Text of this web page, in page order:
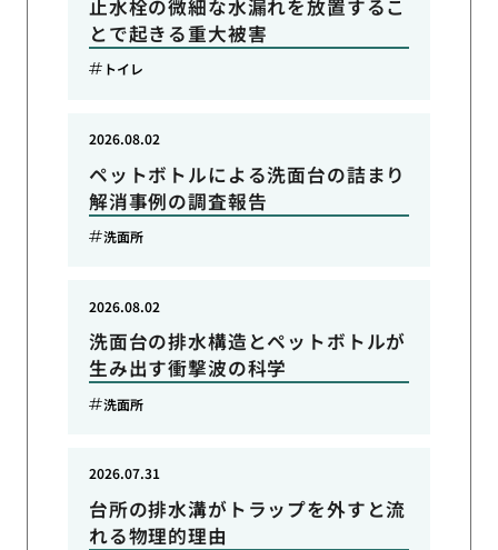
止水栓の微細な水漏れを放置するこ
とで起きる重大被害
トイレ
ペットボトルによる洗面台の詰まり
解消事例の調査報告
2026.08.02
洗面所
洗面台の排水構造とペットボトルが
生み出す衝撃波の科学
2026.08.02
洗面所
台所の排水溝がトラップを外すと流
れる物理的理由
2026.07.31